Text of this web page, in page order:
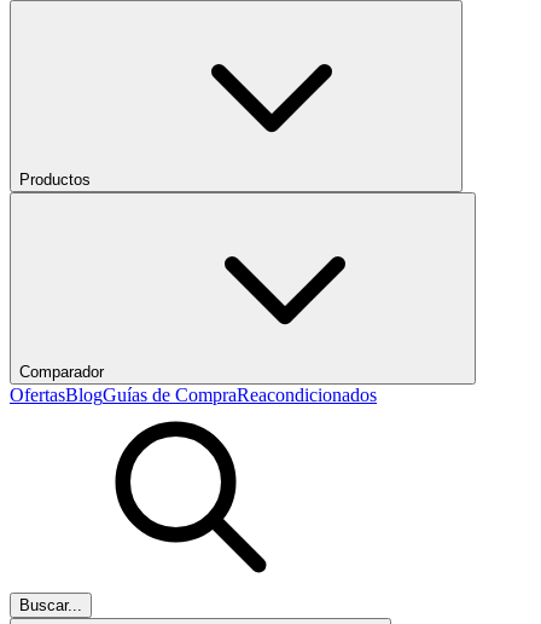
Productos
Comparador
OfertasBlogGuías de CompraReacondicionados
Buscar...